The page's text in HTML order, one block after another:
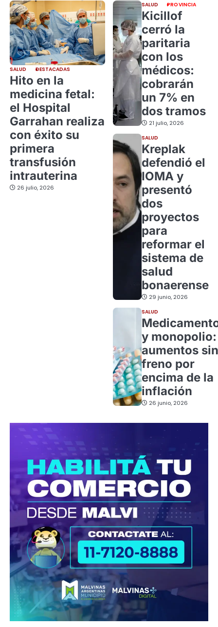
SALUD DESTACADAS
Hito en la
medicina fetal:
el Hospital
Garrahan realiza
con éxito su
primera
transfusión
intrauterina
26 julio, 2026
SALUD PROVINCIA
Kicillof
cerró la
paritaria
con los
médicos:
cobrarán
un 7% en
dos tramos
21 julio, 2026
SALUD
Kreplak
defendió el
IOMA y
presentó
dos
proyectos
para
reformar el
sistema de
salud
bonaerense
29 junio, 2026
SALUD
y monopolio:
aumentos sin
freno por
encima de la
inflación
26 junio, 2026